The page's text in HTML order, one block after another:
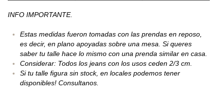
INFO IMPORTANTE.
Estas medidas fueron tomadas con las prendas en reposo,
es decir, en plano apoyadas sobre una mesa. Si queres
saber tu talle hace lo mismo con una prenda similar en casa.
Considerar: Todos los jeans con los usos ceden 2/3 cm.
Si tu talle figura sin stock, en locales podemos tener
disponibles! Consultanos.